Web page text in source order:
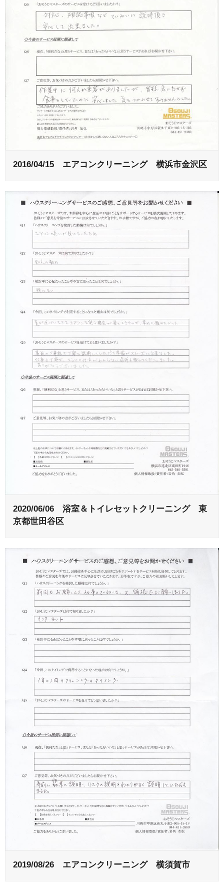
2016/04/15 エアコンクリーニング 横浜市金沢区
2020/06/06 浴室＆トイレセットクリーニング 東
京都世田谷区
2019/08/26 エアコンクリーニング 横須賀市